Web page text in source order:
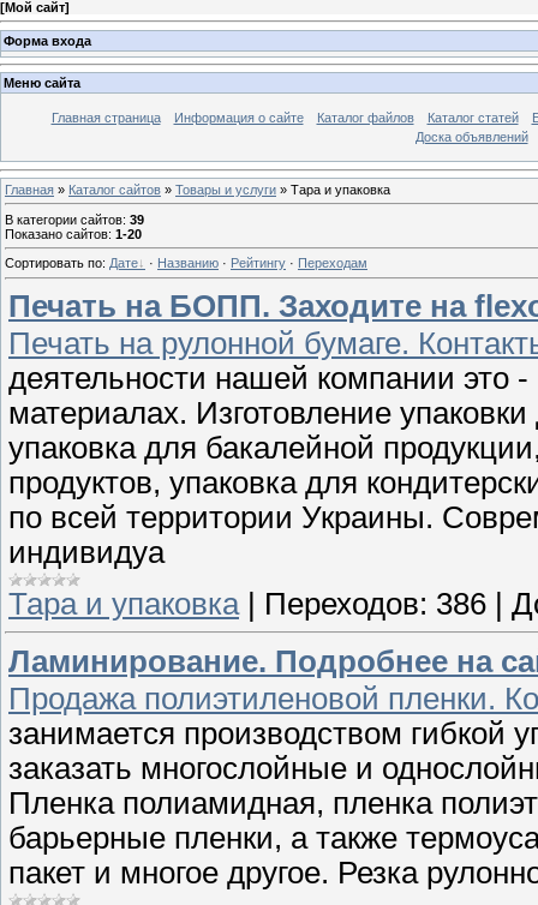
[Мой сайт]
Форма входа
Меню сайта
Главная страница Информация о сайте Каталог файлов Каталог статей
Доска объявлений
Главная » Каталог сайтов » Товары и услуги » Тара и упаковка
В категории сайтов: 39
Показано сайтов: 1-20
Сортировать по: Дате · Названию · Рейтингу · Переходам
Печать на БОПП. Заходите на
Печать на рулонной бумаге.
деятельности нашей компании это
материалах. Изготовление
упаковка для бакалейной
продуктов, упаковка для
по всей территории Украины.
индивидуа
Тара и упаковка| Переходов: 386
Ламинирование. Подробнее на
Продажа полиэтиленовой пленки.
занимается производством гибкой
заказать многослойные и
Пленка полиамидная, пленка
барьерные пленки, а также
пакет и многое другое. Резка